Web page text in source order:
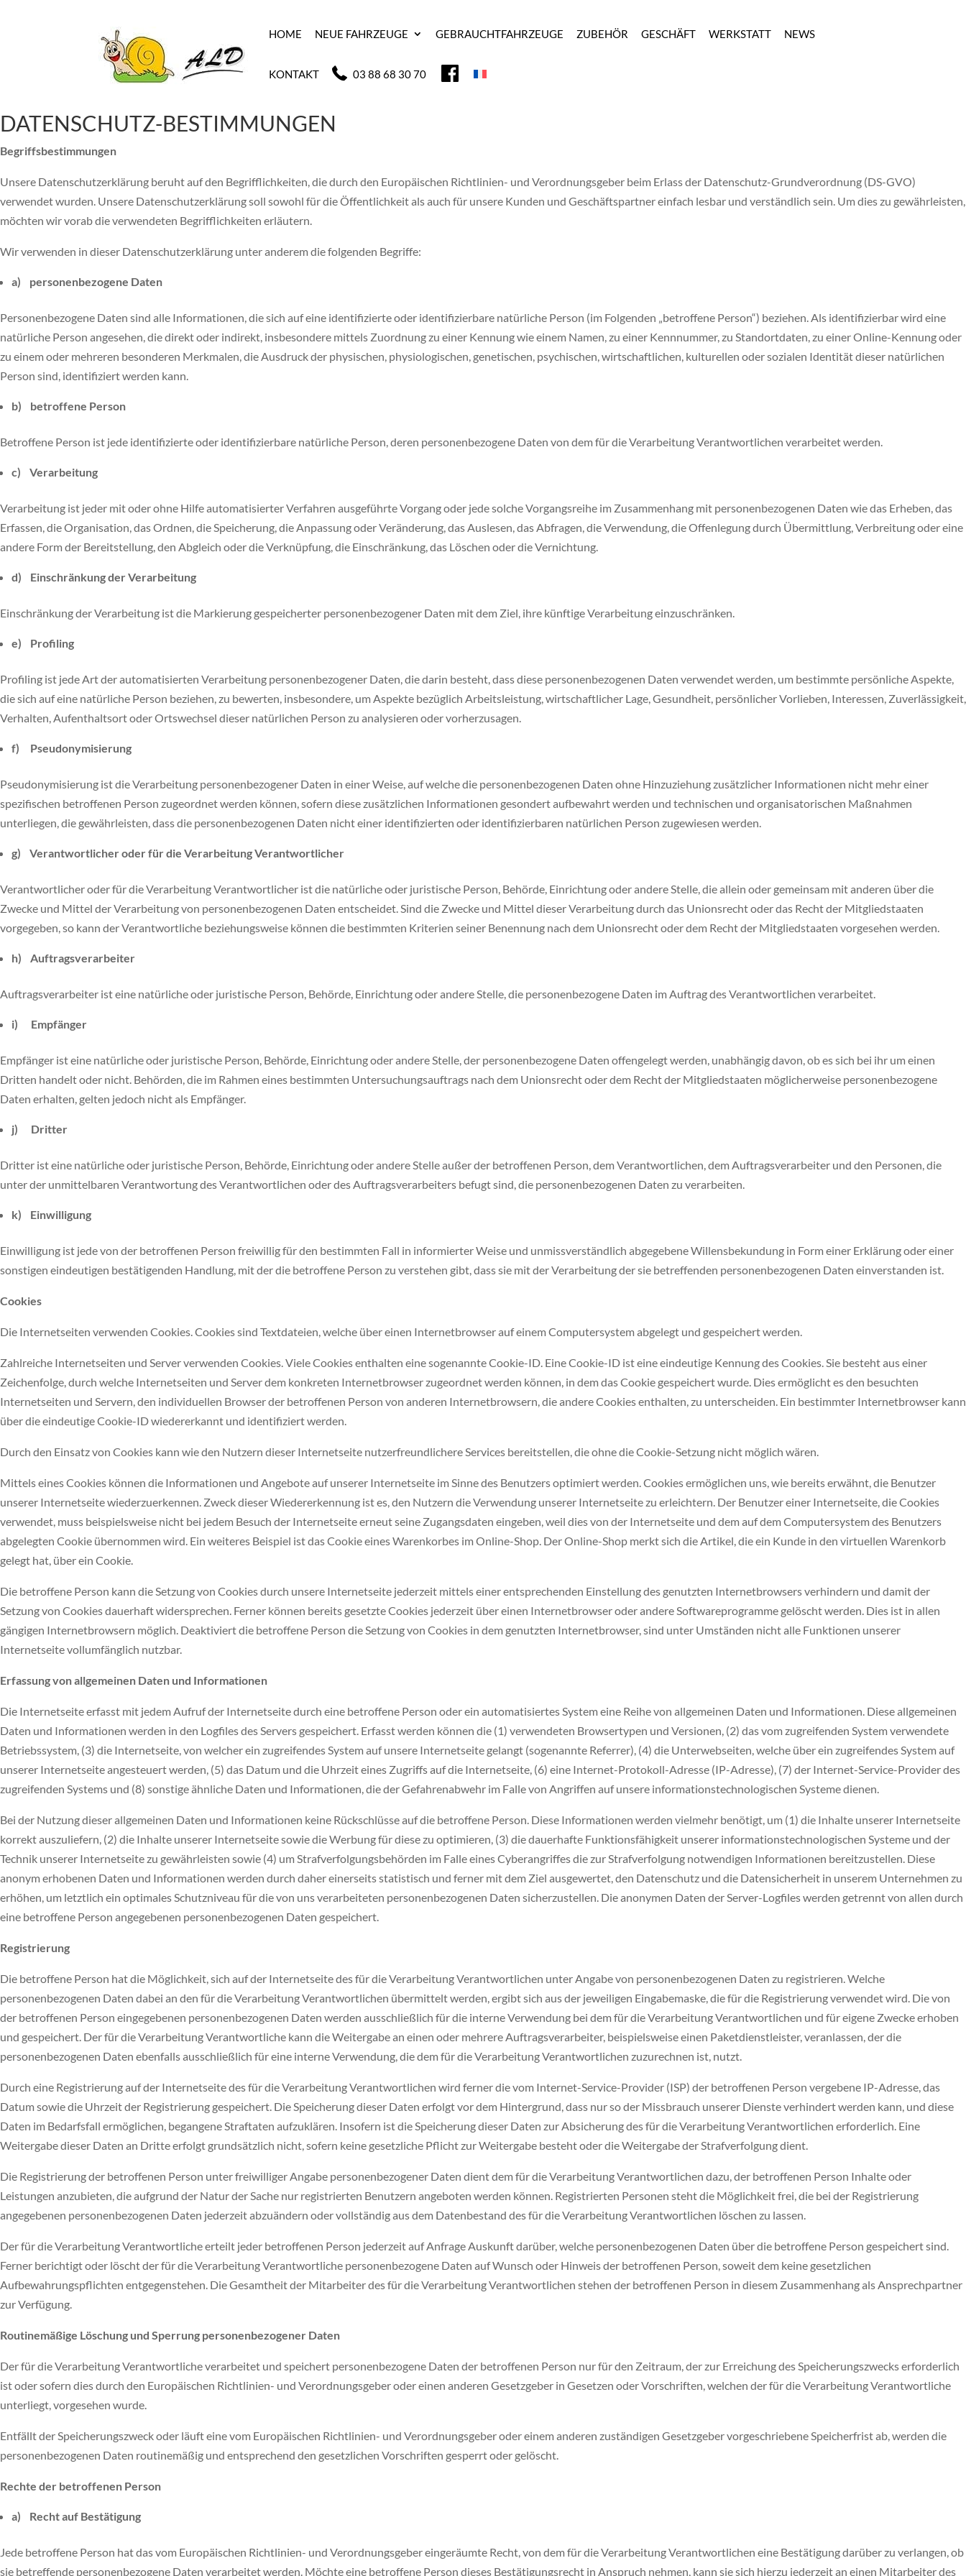
HOME NEUE FAHRZEUGE GEBRAUCHTFAHRZEUGE ZUBEHÖR GESCHÄFT WERKSTATT NEWS
KONTAKT 03 88 68 30 70
DATENSCHUTZ-BESTIMMUNGEN
Begriffsbestimmungen
Unsere Datenschutzerklärung beruht auf den Begrifflichkeiten, die durch den Europäischen Richtlinien- und Verordnungsgeber beim Erlass der Datenschutz-Grundverordnung (DS-GVO)
verwendet wurden. Unsere Datenschutzerklärung soll sowohl für die Öffentlichkeit als auch für unsere Kunden und Geschäftspartner einfach lesbar und verständlich sein. Um dies zu gewährleisten,
möchten wir vorab die verwendeten Begrifflichkeiten erläutern.
Wir verwenden in dieser Datenschutzerklärung unter anderem die folgenden Begriffe:
a) personenbezogene Daten
Personenbezogene Daten sind alle Informationen, die sich auf eine identifizierte oder identifizierbare natürliche Person (im Folgenden „betroffene Person“) beziehen. Als identifizierbar wird eine
natürliche Person angesehen, die direkt oder indirekt, insbesondere mittels Zuordnung zu einer Kennung wie einem Namen, zu einer Kennnummer, zu Standortdaten, zu einer Online-Kennung oder
zu einem oder mehreren besonderen Merkmalen, die Ausdruck der physischen, physiologischen, genetischen, psychischen, wirtschaftlichen, kulturellen oder sozialen Identität dieser natürlichen
Person sind, identifiziert werden kann.
b) betroffene Person
Betroffene Person ist jede identifizierte oder identifizierbare natürliche Person, deren personenbezogene Daten von dem für die Verarbeitung Verantwortlichen verarbeitet werden.
c) Verarbeitung
Verarbeitung ist jeder mit oder ohne Hilfe automatisierter Verfahren ausgeführte Vorgang oder jede solche Vorgangsreihe im Zusammenhang mit personenbezogenen Daten wie das Erheben, das
Erfassen, die Organisation, das Ordnen, die Speicherung, die Anpassung oder Veränderung, das Auslesen, das Abfragen, die Verwendung, die Offenlegung durch Übermittlung, Verbreitung oder eine
andere Form der Bereitstellung, den Abgleich oder die Verknüpfung, die Einschränkung, das Löschen oder die Vernichtung.
d) Einschränkung der Verarbeitung
Einschränkung der Verarbeitung ist die Markierung gespeicherter personenbezogener Daten mit dem Ziel, ihre künftige Verarbeitung einzuschränken.
e) Profiling
Profiling ist jede Art der automatisierten Verarbeitung personenbezogener Daten, die darin besteht, dass diese personenbezogenen Daten verwendet werden, um bestimmte persönliche Aspekte,
die sich auf eine natürliche Person beziehen, zu bewerten, insbesondere, um Aspekte bezüglich Arbeitsleistung, wirtschaftlicher Lage, Gesundheit, persönlicher Vorlieben, Interessen, Zuverlässigkeit,
Verhalten, Aufenthaltsort oder Ortswechsel dieser natürlichen Person zu analysieren oder vorherzusagen.
f) Pseudonymisierung
Pseudonymisierung ist die Verarbeitung personenbezogener Daten in einer Weise, auf welche die personenbezogenen Daten ohne Hinzuziehung zusätzlicher Informationen nicht mehr einer
spezifischen betroffenen Person zugeordnet werden können, sofern diese zusätzlichen Informationen gesondert aufbewahrt werden und technischen und organisatorischen Maßnahmen
unterliegen, die gewährleisten, dass die personenbezogenen Daten nicht einer identifizierten oder identifizierbaren natürlichen Person zugewiesen werden.
g) Verantwortlicher oder für die Verarbeitung Verantwortlicher
Verantwortlicher oder für die Verarbeitung Verantwortlicher ist die natürliche oder juristische Person, Behörde, Einrichtung oder andere Stelle, die allein oder gemeinsam mit anderen über die
Zwecke und Mittel der Verarbeitung von personenbezogenen Daten entscheidet. Sind die Zwecke und Mittel dieser Verarbeitung durch das Unionsrecht oder das Recht der Mitgliedstaaten
vorgegeben, so kann der Verantwortliche beziehungsweise können die bestimmten Kriterien seiner Benennung nach dem Unionsrecht oder dem Recht der Mitgliedstaaten vorgesehen werden.
h) Auftragsverarbeiter
Auftragsverarbeiter ist eine natürliche oder juristische Person, Behörde, Einrichtung oder andere Stelle, die personenbezogene Daten im Auftrag des Verantwortlichen verarbeitet.
i) Empfänger
Empfänger ist eine natürliche oder juristische Person, Behörde, Einrichtung oder andere Stelle, der personenbezogene Daten offengelegt werden, unabhängig davon, ob es sich bei ihr um einen
Dritten handelt oder nicht. Behörden, die im Rahmen eines bestimmten Untersuchungsauftrags nach dem Unionsrecht oder dem Recht der Mitgliedstaaten möglicherweise personenbezogene
Daten erhalten, gelten jedoch nicht als Empfänger.
j) Dritter
Dritter ist eine natürliche oder juristische Person, Behörde, Einrichtung oder andere Stelle außer der betroffenen Person, dem Verantwortlichen, dem Auftragsverarbeiter und den Personen, die
unter der unmittelbaren Verantwortung des Verantwortlichen oder des Auftragsverarbeiters befugt sind, die personenbezogenen Daten zu verarbeiten.
k) Einwilligung
Einwilligung ist jede von der betroffenen Person freiwillig für den bestimmten Fall in informierter Weise und unmissverständlich abgegebene Willensbekundung in Form einer Erklärung oder einer
sonstigen eindeutigen bestätigenden Handlung, mit der die betroffene Person zu verstehen gibt, dass sie mit der Verarbeitung der sie betreffenden personenbezogenen Daten einverstanden ist.
Cookies
Die Internetseiten verwenden Cookies. Cookies sind Textdateien, welche über einen Internetbrowser auf einem Computersystem abgelegt und gespeichert werden.
Zahlreiche Internetseiten und Server verwenden Cookies. Viele Cookies enthalten eine sogenannte Cookie-ID. Eine Cookie-ID ist eine eindeutige Kennung des Cookies. Sie besteht aus einer
Zeichenfolge, durch welche Internetseiten und Server dem konkreten Internetbrowser zugeordnet werden können, in dem das Cookie gespeichert wurde. Dies ermöglicht es den besuchten
Internetseiten und Servern, den individuellen Browser der betroffenen Person von anderen Internetbrowsern, die andere Cookies enthalten, zu unterscheiden. Ein bestimmter Internetbrowser kann
über die eindeutige Cookie-ID wiedererkannt und identifiziert werden.
Durch den Einsatz von Cookies kann wie den Nutzern dieser Internetseite nutzerfreundlichere Services bereitstellen, die ohne die Cookie-Setzung nicht möglich wären.
Mittels eines Cookies können die Informationen und Angebote auf unserer Internetseite im Sinne des Benutzers optimiert werden. Cookies ermöglichen uns, wie bereits erwähnt, die Benutzer
unserer Internetseite wiederzuerkennen. Zweck dieser Wiedererkennung ist es, den Nutzern die Verwendung unserer Internetseite zu erleichtern. Der Benutzer einer Internetseite, die Cookies
verwendet, muss beispielsweise nicht bei jedem Besuch der Internetseite erneut seine Zugangsdaten eingeben, weil dies von der Internetseite und dem auf dem Computersystem des Benutzers
abgelegten Cookie übernommen wird. Ein weiteres Beispiel ist das Cookie eines Warenkorbes im Online-Shop. Der Online-Shop merkt sich die Artikel, die ein Kunde in den virtuellen Warenkorb
gelegt hat, über ein Cookie.
Die betroffene Person kann die Setzung von Cookies durch unsere Internetseite jederzeit mittels einer entsprechenden Einstellung des genutzten Internetbrowsers verhindern und damit der
Setzung von Cookies dauerhaft widersprechen. Ferner können bereits gesetzte Cookies jederzeit über einen Internetbrowser oder andere Softwareprogramme gelöscht werden. Dies ist in allen
gängigen Internetbrowsern möglich. Deaktiviert die betroffene Person die Setzung von Cookies in dem genutzten Internetbrowser, sind unter Umständen nicht alle Funktionen unserer
Internetseite vollumfänglich nutzbar.
Erfassung von allgemeinen Daten und Informationen
Die Internetseite erfasst mit jedem Aufruf der Internetseite durch eine betroffene Person oder ein automatisiertes System eine Reihe von allgemeinen Daten und Informationen. Diese allgemeinen
Daten und Informationen werden in den Logfiles des Servers gespeichert. Erfasst werden können die (1) verwendeten Browsertypen und Versionen, (2) das vom zugreifenden System verwendete
Betriebssystem, (3) die Internetseite, von welcher ein zugreifendes System auf unsere Internetseite gelangt (sogenannte Referrer), (4) die Unterwebseiten, welche über ein zugreifendes System auf
unserer Internetseite angesteuert werden, (5) das Datum und die Uhrzeit eines Zugriffs auf die Internetseite, (6) eine Internet-Protokoll-Adresse (IP-Adresse), (7) der Internet-Service-Provider des
zugreifenden Systems und (8) sonstige ähnliche Daten und Informationen, die der Gefahrenabwehr im Falle von Angriffen auf unsere informationstechnologischen Systeme dienen.
Bei der Nutzung dieser allgemeinen Daten und Informationen keine Rückschlüsse auf die betroffene Person. Diese Informationen werden vielmehr benötigt, um (1) die Inhalte unserer Internetseite
korrekt auszuliefern, (2) die Inhalte unserer Internetseite sowie die Werbung für diese zu optimieren, (3) die dauerhafte Funktionsfähigkeit unserer informationstechnologischen Systeme und der
Technik unserer Internetseite zu gewährleisten sowie (4) um Strafverfolgungsbehörden im Falle eines Cyberangriffes die zur Strafverfolgung notwendigen Informationen bereitzustellen. Diese
anonym erhobenen Daten und Informationen werden durch daher einerseits statistisch und ferner mit dem Ziel ausgewertet, den Datenschutz und die Datensicherheit in unserem Unternehmen zu
erhöhen, um letztlich ein optimales Schutzniveau für die von uns verarbeiteten personenbezogenen Daten sicherzustellen. Die anonymen Daten der Server-Logfiles werden getrennt von allen durch
eine betroffene Person angegebenen personenbezogenen Daten gespeichert.
Registrierung
Die betroffene Person hat die Möglichkeit, sich auf der Internetseite des für die Verarbeitung Verantwortlichen unter Angabe von personenbezogenen Daten zu registrieren. Welche
personenbezogenen Daten dabei an den für die Verarbeitung Verantwortlichen übermittelt werden, ergibt sich aus der jeweiligen Eingabemaske, die für die Registrierung verwendet wird. Die von
der betroffenen Person eingegebenen personenbezogenen Daten werden ausschließlich für die interne Verwendung bei dem für die Verarbeitung Verantwortlichen und für eigene Zwecke erhoben
und gespeichert. Der für die Verarbeitung Verantwortliche kann die Weitergabe an einen oder mehrere Auftragsverarbeiter, beispielsweise einen Paketdienstleister, veranlassen, der die
personenbezogenen Daten ebenfalls ausschließlich für eine interne Verwendung, die dem für die Verarbeitung Verantwortlichen zuzurechnen ist, nutzt.
Durch eine Registrierung auf der Internetseite des für die Verarbeitung Verantwortlichen wird ferner die vom Internet-Service-Provider (ISP) der betroffenen Person vergebene IP-Adresse, das
Datum sowie die Uhrzeit der Registrierung gespeichert. Die Speicherung dieser Daten erfolgt vor dem Hintergrund, dass nur so der Missbrauch unserer Dienste verhindert werden kann, und diese
Daten im Bedarfsfall ermöglichen, begangene Straftaten aufzuklären. Insofern ist die Speicherung dieser Daten zur Absicherung des für die Verarbeitung Verantwortlichen erforderlich. Eine
Weitergabe dieser Daten an Dritte erfolgt grundsätzlich nicht, sofern keine gesetzliche Pflicht zur Weitergabe besteht oder die Weitergabe der Strafverfolgung dient.
Die Registrierung der betroffenen Person unter freiwilliger Angabe personenbezogener Daten dient dem für die Verarbeitung Verantwortlichen dazu, der betroffenen Person Inhalte oder
Leistungen anzubieten, die aufgrund der Natur der Sache nur registrierten Benutzern angeboten werden können. Registrierten Personen steht die Möglichkeit frei, die bei der Registrierung
angegebenen personenbezogenen Daten jederzeit abzuändern oder vollständig aus dem Datenbestand des für die Verarbeitung Verantwortlichen löschen zu lassen.
Der für die Verarbeitung Verantwortliche erteilt jeder betroffenen Person jederzeit auf Anfrage Auskunft darüber, welche personenbezogenen Daten über die betroffene Person gespeichert sind.
Ferner berichtigt oder löscht der für die Verarbeitung Verantwortliche personenbezogene Daten auf Wunsch oder Hinweis der betroffenen Person, soweit dem keine gesetzlichen
Aufbewahrungspflichten entgegenstehen. Die Gesamtheit der Mitarbeiter des für die Verarbeitung Verantwortlichen stehen der betroffenen Person in diesem Zusammenhang als Ansprechpartner
zur Verfügung.
Routinemäßige Löschung und Sperrung personenbezogener Daten
Der für die Verarbeitung Verantwortliche verarbeitet und speichert personenbezogene Daten der betroffenen Person nur für den Zeitraum, der zur Erreichung des Speicherungszwecks erforderlich
ist oder sofern dies durch den Europäischen Richtlinien- und Verordnungsgeber oder einen anderen Gesetzgeber in Gesetzen oder Vorschriften, welchen der für die Verarbeitung Verantwortliche
unterliegt, vorgesehen wurde.
Entfällt der Speicherungszweck oder läuft eine vom Europäischen Richtlinien- und Verordnungsgeber oder einem anderen zuständigen Gesetzgeber vorgeschriebene Speicherfrist ab, werden die
personenbezogenen Daten routinemäßig und entsprechend den gesetzlichen Vorschriften gesperrt oder gelöscht.
Rechte der betroffenen Person
a) Recht auf Bestätigung
Jede betroffene Person hat das vom Europäischen Richtlinien- und Verordnungsgeber eingeräumte Recht, von dem für die Verarbeitung Verantwortlichen eine Bestätigung darüber zu verlangen, ob
sie betreffende personenbezogene Daten verarbeitet werden. Möchte eine betroffene Person dieses Bestätigungsrecht in Anspruch nehmen, kann sie sich hierzu jederzeit an einen Mitarbeiter des